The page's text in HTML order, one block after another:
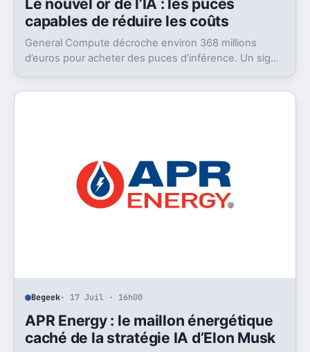
Le nouvel or de l’IA : les puces
capables de réduire les coûts
General Compute décroche environ 368 millions
d’euros pour acheter des puces d’inférence. Un signal
Begeek· 17 Juil · 16h00
APR Energy : le maillon énergétique
caché de la stratégie IA d’Elon Musk